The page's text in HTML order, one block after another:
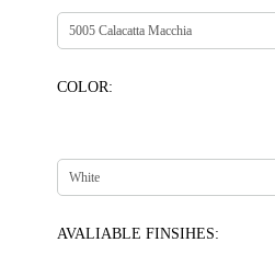
COLOR:
AVALIABLE FINSIHES: